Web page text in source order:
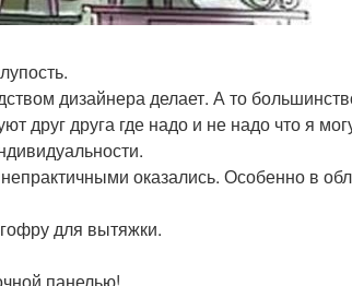
дизайнера делает. А то
друг друга где надо и не надо что я
оказались. Особенно в
для вытяжки.